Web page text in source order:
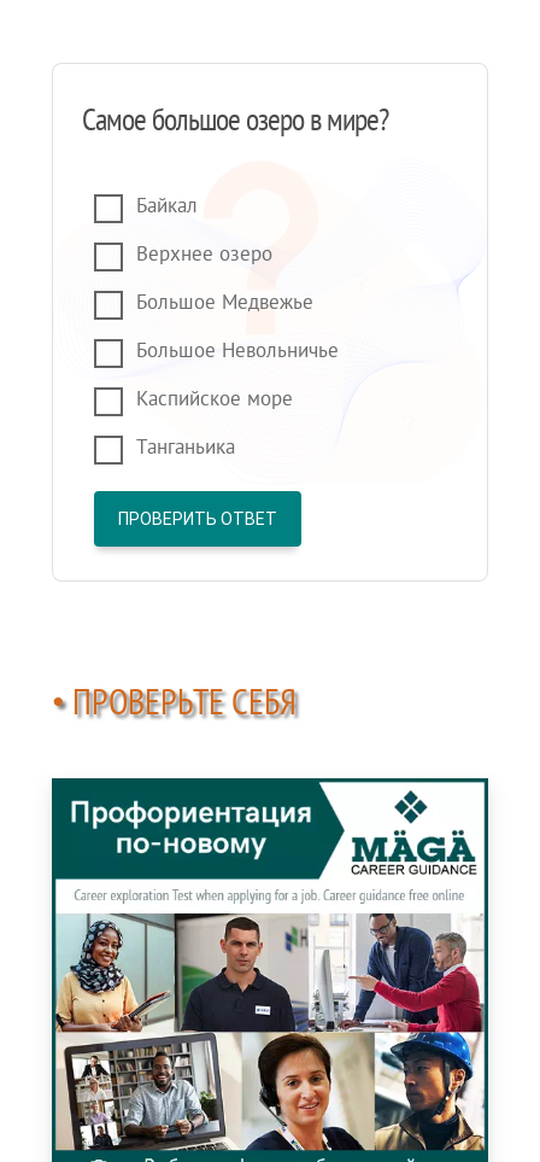
Самое большое озеро в мире?
Байкал
Верхнее озеро
Большое Медвежье
Большое Невольничье
Каспийское море
Танганьика
ПРОВЕРИТЬ ОТВЕТ
• ПРОВЕРЬТЕ СЕБЯ